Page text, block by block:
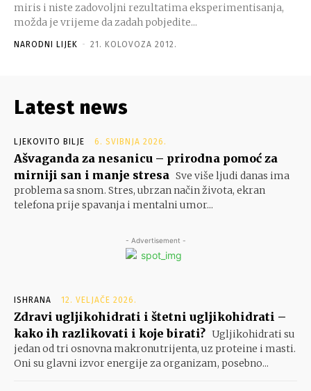
miris i niste zadovoljni rezultatima eksperimentisanja,
možda je vrijeme da zadah pobjedite...
NARODNI LIJEK - 21. KOLOVOZA 2012.
Latest news
LJEKOVITO BILJE 6. SVIBNJA 2026.
Ašvaganda za nesanicu – prirodna pomoć za
mirniji san i manje stresa Sve više ljudi danas ima
problema sa snom. Stres, ubrzan način života, ekran
telefona prije spavanja i mentalni umor...
- Advertisement -
ISHRANA 12. VELJAČE 2026.
Zdravi ugljikohidrati i štetni ugljikohidrati –
kako ih razlikovati i koje birati? Ugljikohidrati su
jedan od tri osnovna makronutrijenta, uz proteine i masti.
Oni su glavni izvor energije za organizam, posebno...